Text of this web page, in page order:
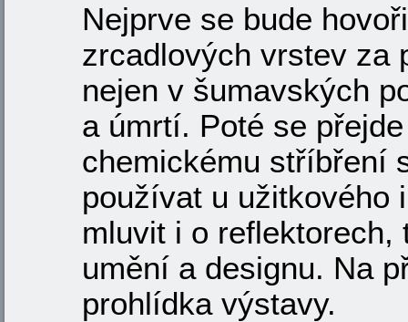
Nejprve se bude
zrcadlových vrstev za
nejen v šumavských
a úmrtí. Poté se
chemickému stříbření
používat u užitkového
mluvit i o reflektorech,
umění a designu. Na
prohlídka výstavy.